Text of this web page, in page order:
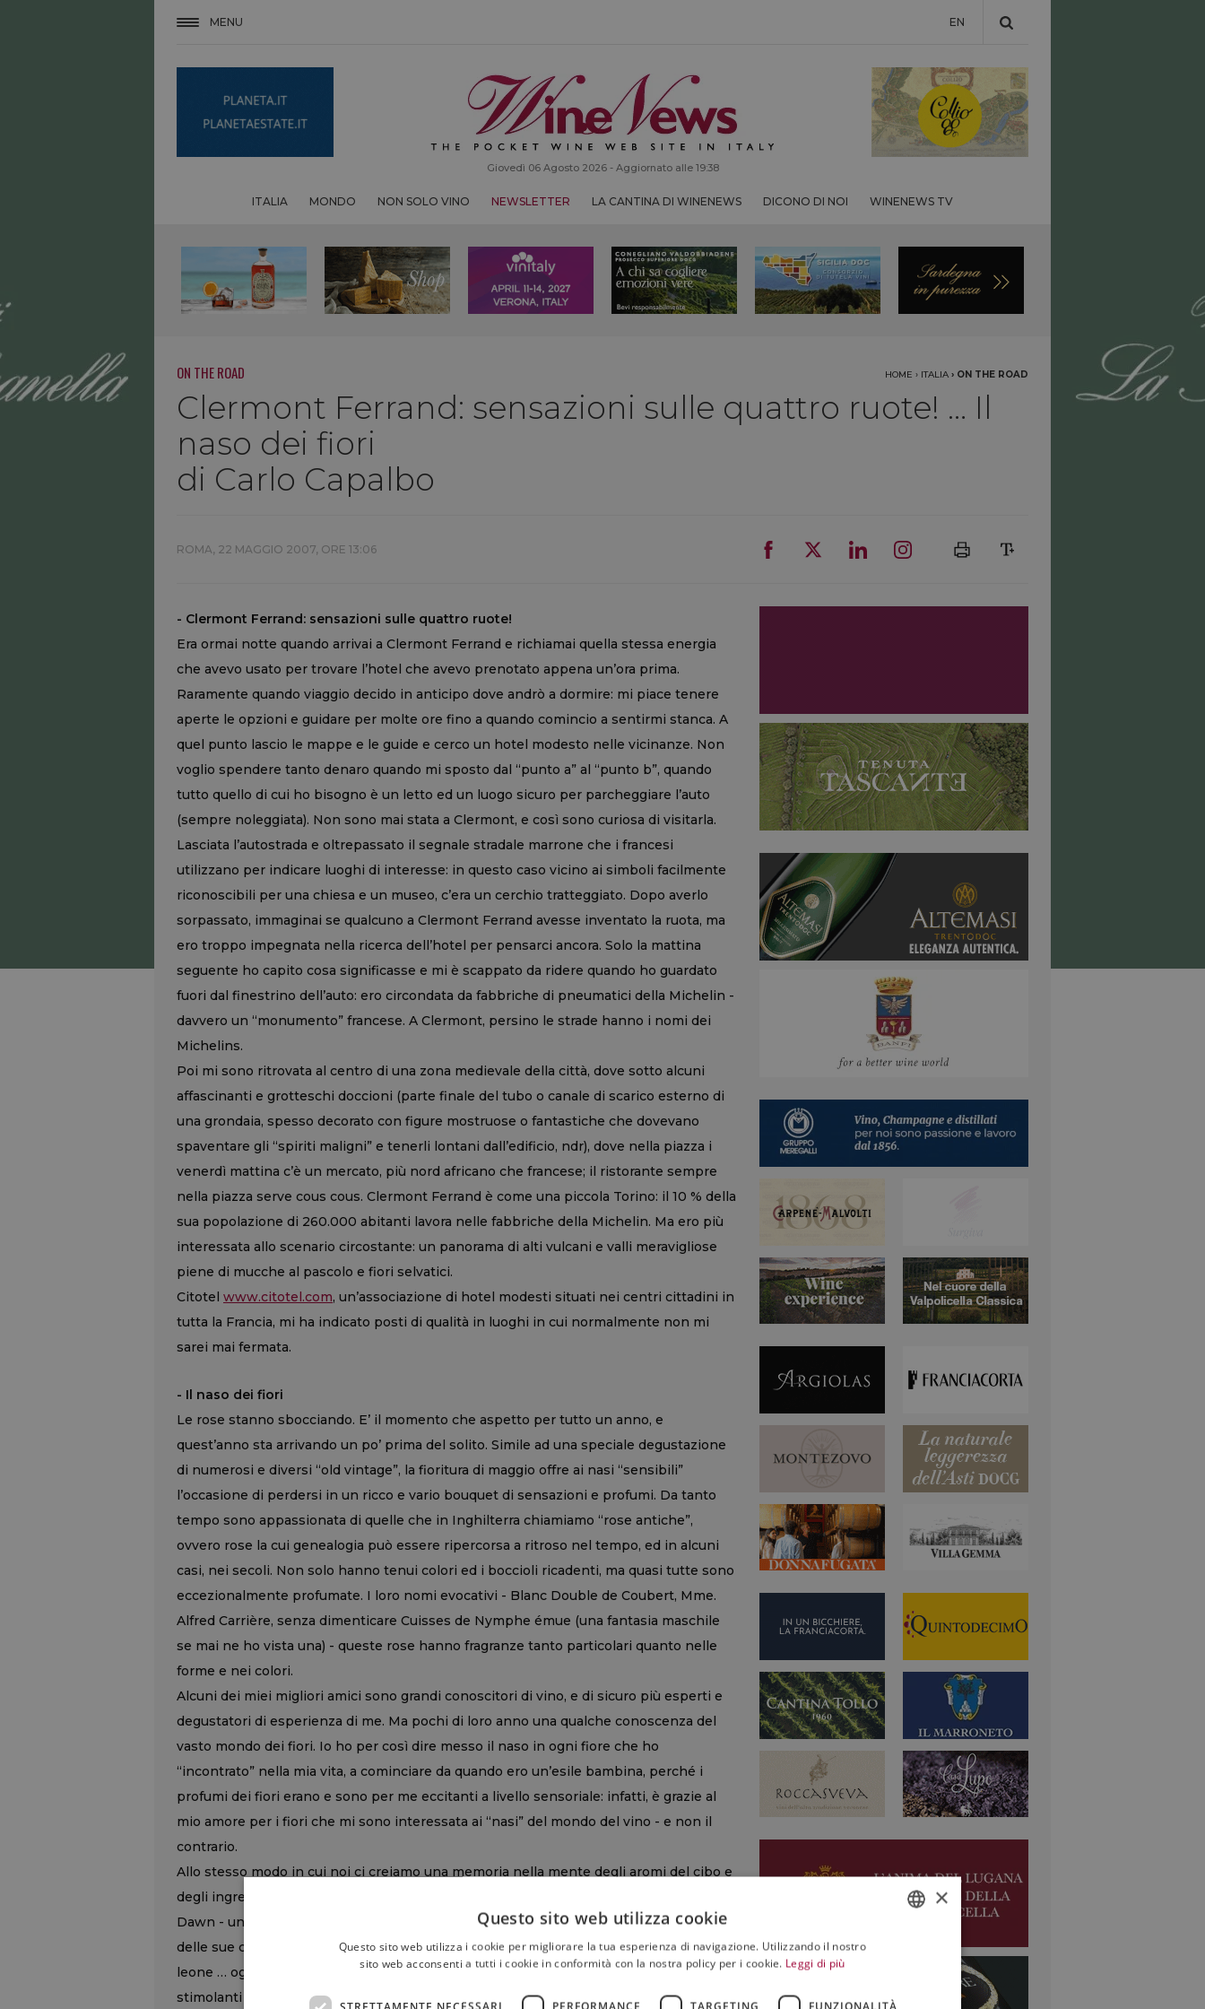
MENU EN
Giovedì 06 Agosto 2026 - Aggiornato alle 19:38
ITALIA MONDO NON SOLO VINO NEWSLETTER LA CANTINA DI WINENEWS DICONO DI NOI WINENEWS TV
ON THE ROAD HOME › ITALIA › ON THE ROAD
Clermont Ferrand: sensazioni sulle quattro ruote! … Il
naso dei fiori
di Carlo Capalbo
ROMA, 22 MAGGIO 2007, ORE 13:06
- Clermont Ferrand: sensazioni sulle quattro ruote!
Era ormai notte quando arrivai a Clermont Ferrand e richiamai quella stessa energia
che avevo usato per trovare l’hotel che avevo prenotato appena un’ora prima.
Raramente quando viaggio decido in anticipo dove andrò a dormire: mi piace tenere
aperte le opzioni e guidare per molte ore fino a quando comincio a sentirmi stanca. A
quel punto lascio le mappe e le guide e cerco un hotel modesto nelle vicinanze. Non
voglio spendere tanto denaro quando mi sposto dal “punto a” al “punto b”, quando
tutto quello di cui ho bisogno è un letto ed un luogo sicuro per parcheggiare l’auto
(sempre noleggiata). Non sono mai stata a Clermont, e così sono curiosa di visitarla.
Lasciata l’autostrada e oltrepassato il segnale stradale marrone che i francesi
utilizzano per indicare luoghi di interesse: in questo caso vicino ai simboli facilmente
riconoscibili per una chiesa e un museo, c’era un cerchio tratteggiato. Dopo averlo
sorpassato, immaginai se qualcuno a Clermont Ferrand avesse inventato la ruota, ma
ero troppo impegnata nella ricerca dell’hotel per pensarci ancora. Solo la mattina
seguente ho capito cosa significasse e mi è scappato da ridere quando ho guardato
fuori dal finestrino dell’auto: ero circondata da fabbriche di pneumatici della Michelin -
davvero un “monumento” francese. A Clermont, persino le strade hanno i nomi dei
Michelins.
Poi mi sono ritrovata al centro di una zona medievale della città, dove sotto alcuni
affascinanti e grotteschi doccioni (parte finale del tubo o canale di scarico esterno di
una grondaia, spesso decorato con figure mostruose o fantastiche che dovevano
spaventare gli “spiriti maligni” e tenerli lontani dall’edificio, ndr), dove nella piazza i
venerdì mattina c’è un mercato, più nord africano che francese; il ristorante sempre
nella piazza serve cous cous. Clermont Ferrand è come una piccola Torino: il 10 % della
sua popolazione di 260.000 abitanti lavora nelle fabbriche della Michelin. Ma ero più
interessata allo scenario circostante: un panorama di alti vulcani e valli meravigliose
piene di mucche al pascolo e fiori selvatici.
Citotel www.citotel.com, un’associazione di hotel modesti situati nei centri cittadini in
tutta la Francia, mi ha indicato posti di qualità in luoghi in cui normalmente non mi
sarei mai fermata.
- Il naso dei fiori
Le rose stanno sbocciando. E’ il momento che aspetto per tutto un anno, e
quest’anno sta arrivando un po’ prima del solito. Simile ad una speciale degustazione
di numerosi e diversi “old vintage”, la fioritura di maggio offre ai nasi “sensibili”
l’occasione di perdersi in un ricco e vario bouquet di sensazioni e profumi. Da tanto
tempo sono appassionata di quelle che in Inghilterra chiamiamo “rose antiche”,
ovvero rose la cui genealogia può essere ripercorsa a ritroso nel tempo, ed in alcuni
casi, nei secoli. Non solo hanno tenui colori ed i boccioli ricadenti, ma quasi tutte sono
eccezionalmente profumate. I loro nomi evocativi - Blanc Double de Coubert, Mme.
Alfred Carrière, senza dimenticare Cuisses de Nymphe émue (una fantasia maschile
se mai ne ho vista una) - queste rose hanno fragranze tanto particolari quanto nelle
forme e nei colori.
Alcuni dei miei migliori amici sono grandi conoscitori di vino, e di sicuro più esperti e
degustatori di esperienza di me. Ma pochi di loro anno una qualche conoscenza del
vasto mondo dei fiori. Io ho per così dire messo il naso in ogni fiore che ho
“incontrato” nella mia vita, a cominciare da quando ero un’esile bambina, perché i
profumi dei fiori erano e sono per me eccitanti a livello sensoriale: infatti, è grazie al
mio amore per i fiori che mi sono interessata ai “nasi” del mondo del vino - e non il
contrario.
Allo stesso modo in cui noi ci creiamo una memoria nella mente degli aromi del cibo e
degli ingredienti, così accade con la vasta gamma di fiori, dalla fresca e innocente New
Dawn - un fiore rosa pallido, rampicante a fioritura prolungata - all’erotica opulenza
delle sue cugine, come la Reine Victoria, agli intensi e pungenti profumi dei Denti di
leone … ogni ha la sua impronta distintiva, per la mia mente sillabe molto più
stimolanti da esplorare di qualsiasi corso per sommelier.
×
Questo sito web utilizza cookie
Questo sito web utilizza i cookie per migliorare la tua esperienza di navigazione. Utilizzando il nostro
sito web acconsenti a tutti i cookie in conformità con la nostra policy per i cookie. Leggi di più
STRETTAMENTE NECESSARI PERFORMANCE TARGETING FUNZIONALITÀ